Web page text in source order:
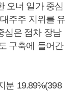
오너 일가 중심
주주 지위를 유
심은 점차 장남
구축에 들어간
분 19.89%(398